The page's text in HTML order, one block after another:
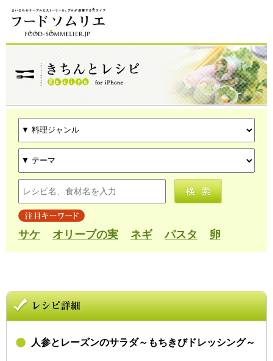
サケ オリーブの実 ネギ パスタ 卵
人参とレーズンのサラダ～もちきびドレッシング～